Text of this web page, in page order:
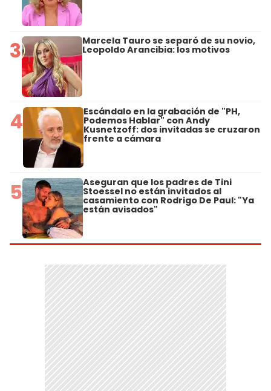
3 Marcela Tauro se separó de su novio,
Leopoldo Arancibia: los motivos
4 Escándalo en la grabación de "PH,
Podemos Hablar" con Andy
Kusnetzoff: dos invitadas se cruzaron
frente a cámara
5 Aseguran que los padres de Tini
Stoessel no están invitados al
casamiento con Rodrigo De Paul: "Ya
están avisados"